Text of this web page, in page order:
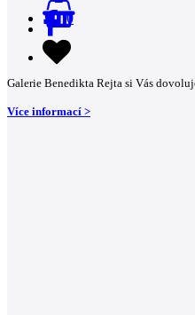
0
Galerie Benedikta Rejta si Vás
Více informací >